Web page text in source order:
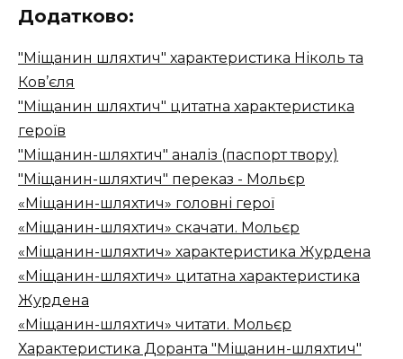
Додатково:
"Міщанин шляхтич" характеристика Ніколь та
Ков’єля
"Міщанин шляхтич" цитатна характеристика
героїв
"Міщанин-шляхтич" аналіз (паспорт твору)
"Міщанин-шляхтич" переказ - Мольєр
«Міщанин-шляхтич» головні герої
«Міщанин-шляхтич» скачати. Мольєр
«Міщанин-шляхтич» характеристика Журдена
«Міщанин-шляхтич» цитатна характеристика
Журдена
«Міщанин-шляхтич» читати. Мольєр
Характеристика Доранта "Міщанин-шляхтич"